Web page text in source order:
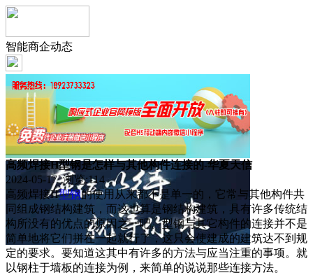
智能商企动态
高频焊接H型钢是怎样与其他构件连接的-华夏天信
2024-05-17 浏览:114
高频焊接H型钢的使用从来都不是单一的，它常与其他构件共
同组成钢结构建筑，而这也算是钢结构建筑，具有许多传统结
构所没有的优点的原因之一吧。型钢与其它构件的连接并不是
简单地将它们拼在一起就行了，这只会使建成的建筑达不到规
定的要求。要知道这其中有许多的方法与应当注重的事项。就
以钢柱于墙板的连接为例，来简单的说说那些连接方法。